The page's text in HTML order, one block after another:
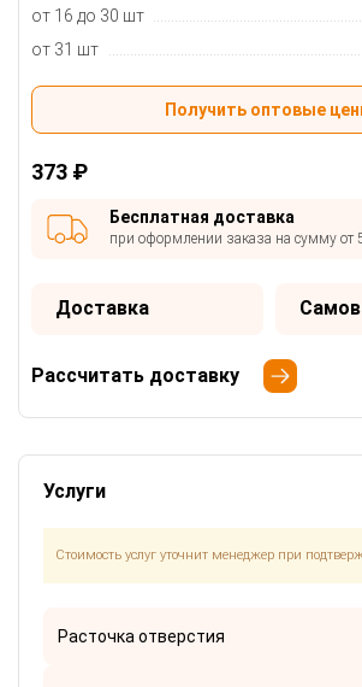
от 16 до 30 шт
от 31 шт
Получить
373 ₽
Бесплатная доставка
при оформлении заказа на сумму от
Доставка
Рассчитать доставку
Услуги
Стоимость услуг уточнит менеджер при
Расточка отверстия